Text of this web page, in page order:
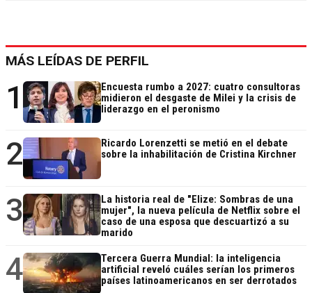
MÁS LEÍDAS DE PERFIL
1
Encuesta rumbo a 2027: cuatro consultoras
midieron el desgaste de Milei y la crisis de
liderazgo en el peronismo
2
Ricardo Lorenzetti se metió en el debate
sobre la inhabilitación de Cristina Kirchner
3
La historia real de "Elize: Sombras de una
mujer", la nueva película de Netflix sobre el
caso de una esposa que descuartizó a su
marido
4
Tercera Guerra Mundial: la inteligencia
artificial reveló cuáles serían los primeros
países latinoamericanos en ser derrotados